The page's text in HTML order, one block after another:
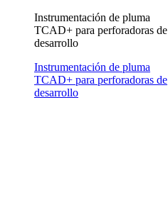
Instrumentación de pluma
TCAD+ para perforadoras de
desarrollo
Instrumentación de pluma
TCAD+ para perforadoras de
desarrollo